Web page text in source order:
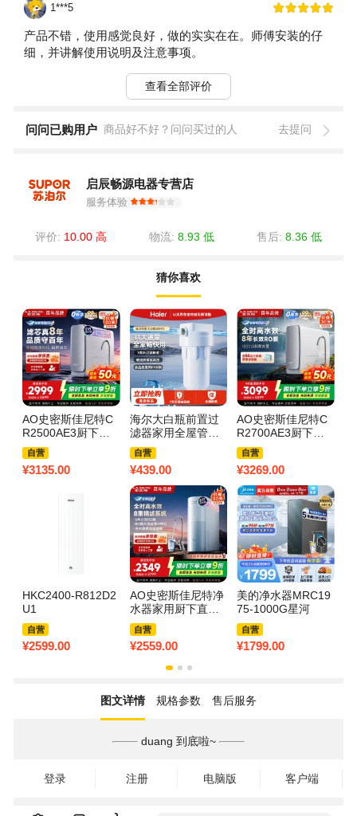
1***5
产品不错，使用感觉良好，做的实实在在。师傅安装的仔
细，并讲解使用说明及注意事项。
查看全部评价
问问已购用户 商品好不好？问问买过的人 去提问
启辰畅源电器专营店
服务体验
评价: 10.00 高 物流: 8.93 低 售后:8.36 低
猜你喜欢
AO史密斯佳尼特C
R2500AE3厨下直
饮机8年RO膜8000
升大通量蓝鲸升级
款恒净过滤除水垢
自营
¥3135.00
海尔大白瓶前置过
滤器家用全屋管道
入户自来水过滤大
流量净水器防爆滤
瓶通用10寸芯中央
净水包安装 大白瓶
自营
¥439.00
AO史密斯佳尼特C
R2700AE3厨下直
饮机8年RO膜8000
升大通量蓝鲸升级
款恒净过滤除水垢
自营
¥3269.00
HKC2400-R812D2
U1
自营
¥2599.00
AO史密斯佳尼特净
水器家用厨下直饮
反渗透小体积5年长
效RO膜CR2500BM
1 2.5升/分钟澎湃 0
陈水 全时高水效
自营
¥2559.00
美的净水器MRC19
75-1000G星河
自营
¥1799.00
图文详情 规格参数 售后服务
duang 到底啦~
登录 注册 电脑版 客户端